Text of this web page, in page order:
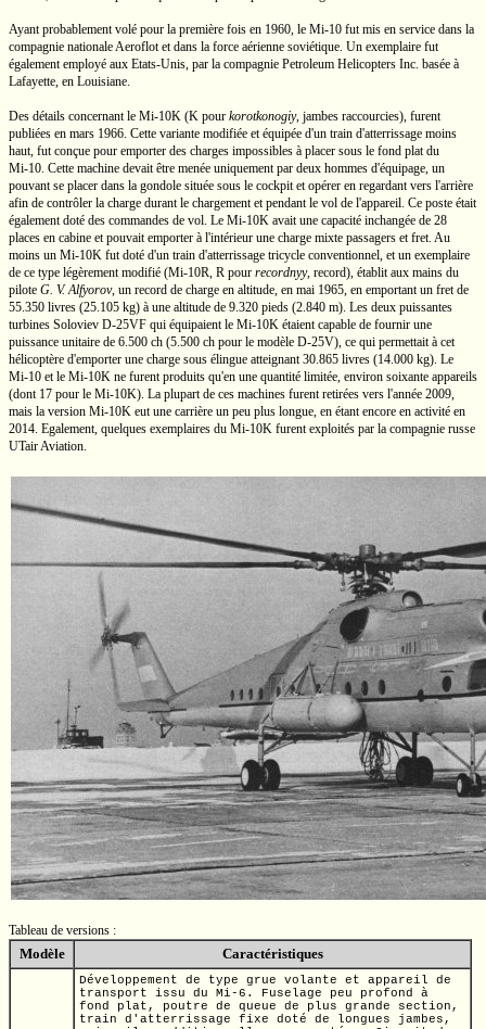
Ayant probablement volé pour la première fois en 1960, le Mi-10 fut mis en service dans la
compagnie nationale Aeroflot et dans la force aérienne soviétique. Un exemplaire fut
également employé aux Etats-Unis, par la compagnie Petroleum Helicopters Inc. basée à
Lafayette, en Louisiane.
Des détails concernant le Mi-10K (K pour korotkonogiy, jambes raccourcies), furent
publiées en mars 1966. Cette variante modifiée et équipée d'un train d'atterrissage moins
haut, fut conçue pour emporter des charges impossibles à placer sous le fond plat du
Mi-10. Cette machine devait être menée uniquement par deux hommes d'équipage, un
pouvant se placer dans la gondole située sous le cockpit et opérer en regardant vers l'arrière
afin de contrôler la charge durant le chargement et pendant le vol de l'appareil. Ce poste était
également doté des commandes de vol. Le Mi-10K avait une capacité inchangée de 28
places en cabine et pouvait emporter à l'intérieur une charge mixte passagers et fret. Au
moins un Mi-10K fut doté d'un train d'atterrissage tricycle conventionnel, et un exemplaire
de ce type légèrement modifié (Mi-10R, R pour recordnyy, record), établit aux mains du
pilote G. V. Alfyorov, un record de charge en altitude, en mai 1965, en emportant un fret de
55.350 livres (25.105 kg) à une altitude de 9.320 pieds (2.840 m). Les deux puissantes
turbines Soloviev D-25VF qui équipaient le Mi-10K étaient capable de fournir une
puissance unitaire de 6.500 ch (5.500 ch pour le modèle D-25V), ce qui permettait à cet
hélicoptère d'emporter une charge sous élingue atteignant30.865 livres (14.000 kg). Le
Mi-10 et le Mi-10K ne furent produits qu'en une quantité limitée, environ soixante appareils
(dont 17 pour le Mi-10K). La plupart de ces machines furent retirées vers l'année 2009,
mais la version Mi-10K eut une carrière un peu plus longue, en étant encore en activité en
2014. Egalement, quelques exemplaires du Mi-10K furent exploités par la compagnie russe
UTair Aviation.
Tableau de versions :
Modèle Caractéristiques
Développement de type grue volante et appareil de
transport issu du Mi-6.
Fuselage peu profond à
fond plat, poutre de queue de plus grande section,
train d'atterrissage fixe doté de longues jambes,